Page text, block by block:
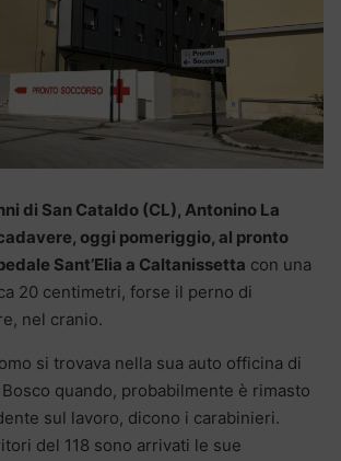
di San Cataldo (CL), Antonino La
oggi pomeriggio, al pronto
Sant’Elia a Caltanissetta con una
20 centimetri, forse il perno di
nel cranio.
si trovava nella sua auto officina di
quando, probabilmente è rimasto
sul lavoro, dicono i carabinieri.
del 118 sono arrivati le sue